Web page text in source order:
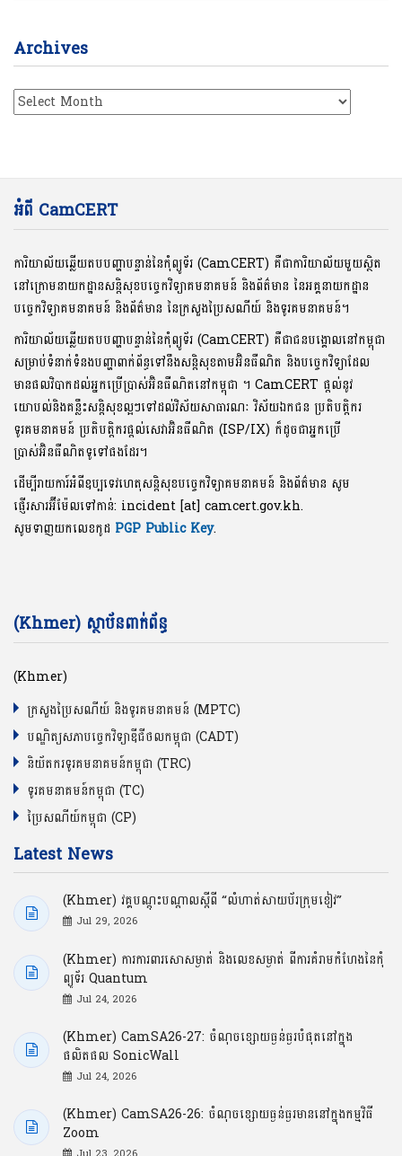
Archives
Archives
អំពី CamCERT
ការិយាល័យឆ្លើយតបបញ្ហាបន្ទាន់នៃកុំព្យូទ័រ (CamCERT) គឺជាការិយាល័យមួយស្ថិត
នៅក្រោមនាយកដ្ឋានសន្តិសុខបច្ចេកវិទ្យាគមនាគមន៍ និងព័ត៌មាន នៃអគ្គនាយកដ្ឋាន
បច្ចេកវិទ្យាគមនាគមន៍ និងព័ត៌មាន នៃក្រសួងប្រៃសណីយ៍ និងទូរគមនាគមន៍។
ការិយាល័យឆ្លើយតបបញ្ហាបន្ទាន់នៃកុំព្យូទ័រ (CamCERT) គឺជាជនបង្គោលនៅកម្ពុជា
សម្រាប់ទំនាក់ទំនងបញ្ហាពាក់ព័ន្ធទៅនឹងសន្តិសុខតាមអ៊ិនធឺណិត និងបច្ចេកវិទ្យាដែល
មានផលវិបាកដល់អ្នកប្រើប្រាស់អ៊ិនធឺណិតនៅកម្ពុជា ។ CamCERT ផ្តល់នូវ
យោបល់និងគន្លឹះសន្តិសុខល្អៗទៅដល់វិស័យសាធារណៈ វិស័យឯកជន ប្រតិបត្តិករ
ទូរគមនាគមន៍ ប្រតិបត្តិករផ្តល់សេវាអ៊ិនធឺណិត (ISP/IX) ក៏ដូចជាអ្នកប្រើ
ប្រាស់អ៊ិនធឺណិតទូទៅផងដែរ។
ដើម្បីរាយការ៍អំពីឧប្បទេវហេតុសន្តិសុខបច្ចេកវិទ្យាគមនាគមន៍ និងព័ត៌មាន សូម
ផ្ញើរសារអ៊ីម៉ែលទៅកាន់: incident [at] camcert.gov.kh.
សូមទាញយកលេខកូដ PGP Public Key.
(Khmer) ស្ថាប័នពាក់ព័ន្ធ
(Khmer)
ក្រសួងប្រៃសណីយ៍ និងទូរគមនាគមន៍ (MPTC)
បណ្ឌិត្យសភាបច្ចេកវិទ្យាឌីជីថលកម្ពុជា (CADT)
និយ័តករទូរគមនាគមន៍កម្ពុជា (TRC)
ទូរគមនាគមន៍កម្ពុជា (TC)
ប្រៃសណីយ៍កម្ពុជា (CP)
Latest News
(Khmer) វគ្គបណ្ដុះបណ្ដាលស្ដីពី “លំហាត់សាយប័រក្រុមខៀវ”
Jul 29, 2026
(Khmer) ការការពារសោសម្ងាត់ និងលេខសម្ងាត់ ពីការគំរាមកំហែងនៃកុំ
ព្យូទ័រ Quantum
Jul 24, 2026
(Khmer) CamSA26-27: ចំណុចខ្សោយធ្ងន់ធ្ងរបំផុតនៅក្នុង
ផលិតផល SonicWall
Jul 24, 2026
(Khmer) CamSA26-26: ចំណុចខ្សោយធ្ងន់ធ្ងរមាននៅក្នុងកម្មវិធី
Zoom